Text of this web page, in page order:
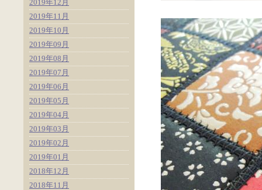
2019年12月
2019年11月
2019年10月
2019年09月
2019年08月
2019年07月
2019年06月
2019年05月
2019年04月
2019年03月
2019年02月
2019年01月
2018年12月
2018年11月